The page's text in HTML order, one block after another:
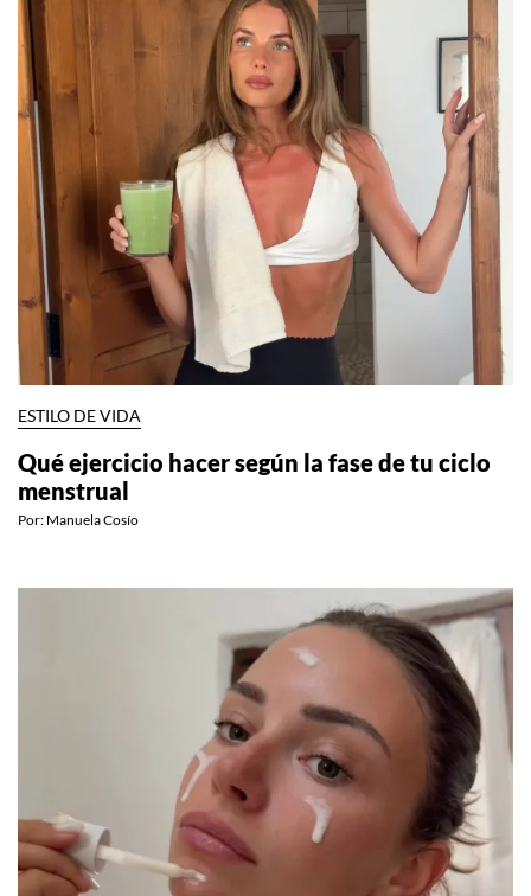
ESTILO DE VIDA
Qué ejercicio hacer según la fase de tu ciclo
menstrual
Por: Manuela Cosío